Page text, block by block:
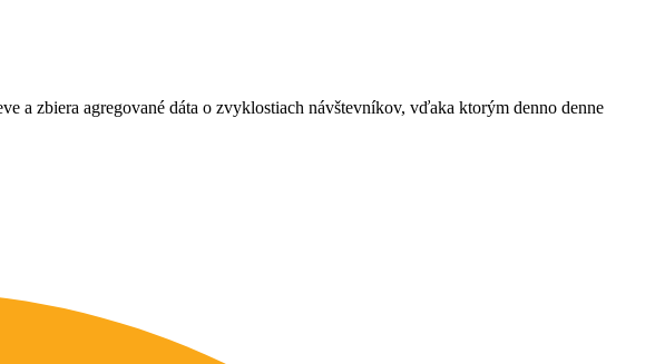
a zbiera agregované dáta o zvyklostiach návštevníkov, vďaka ktorým denno denne